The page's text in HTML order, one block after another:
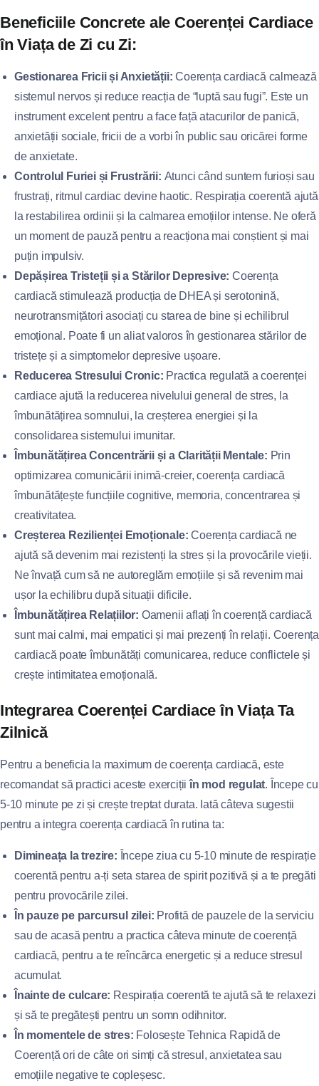
Beneficiile Concrete ale Coerenței Cardiace
în Viața de Zi cu Zi:
Gestionarea Fricii și Anxietății: Coerența cardiacă calmează
sistemul nervos și reduce reacția de “luptă sau fugi”. Este un
instrument excelent pentru a face față atacurilor de panică,
anxietății sociale, fricii de a vorbi în public sau oricărei forme
de anxietate.
Controlul Furiei și Frustrării: Atunci când suntem furioși sau
frustrați, ritmul cardiac devine haotic. Respirația coerentă ajută
la restabilirea ordinii și la calmarea emoțiilor intense. Ne oferă
un moment de pauză pentru a reacționa mai conștient și mai
puțin impulsiv.
Depășirea Tristeții și a Stărilor Depresive: Coerența
cardiacă stimulează producția de DHEA și serotonină,
neurotransmițători asociați cu starea de bine și echilibrul
emoțional. Poate fi un aliat valoros în gestionarea stărilor de
tristețe și a simptomelor depresive ușoare.
Reducerea Stresului Cronic: Practica regulată a coerenței
cardiace ajută la reducerea nivelului general de stres, la
îmbunătățirea somnului, la creșterea energiei și la
consolidarea sistemului imunitar.
Îmbunătățirea Concentrării și a Clarității Mentale: Prin
optimizarea comunicării inimă-creier, coerența cardiacă
îmbunătățește funcțiile cognitive, memoria, concentrarea și
creativitatea.
Creșterea Rezilienței Emoționale: Coerența cardiacă ne
ajută să devenim mai rezistenți la stres și la provocările vieții.
Ne învață cum să ne autoreglăm emoțiile și să revenim mai
ușor la echilibru după situații dificile.
Îmbunătățirea Relațiilor: Oamenii aflați în coerență cardiacă
sunt mai calmi, mai empatici și mai prezenți în relații. Coerența
cardiacă poate îmbunătăți comunicarea, reduce conflictele și
crește intimitatea emoțională.
Integrarea Coerenței Cardiace în Viața Ta
Zilnică
Pentru a beneficia la maximum de coerența cardiacă, este
recomandat să practici aceste exercițiiîn mod regulat. Începe cu
5-10 minute pe zi și crește treptat durata. Iată câteva sugestii
pentru a integra coerența cardiacă în rutina ta:
Dimineața la trezire: Începe ziua cu 5-10 minute de respirație
coerentă pentru a-ți seta starea de spirit pozitivă și a te pregăti
pentru provocările zilei.
În pauze pe parcursul zilei: Profită de pauzele de la serviciu
sau de acasă pentru a practica câteva minute de coerență
cardiacă, pentru a te reîncărca energetic și a reduce stresul
acumulat.
Înainte de culcare: Respirația coerentă te ajută să te relaxezi
și să te pregătești pentru un somn odihnitor.
În momentele de stres: Folosește Tehnica Rapidă de
Coerență ori de câte ori simți că stresul, anxietatea sau
emoțiile negative te copleșesc.